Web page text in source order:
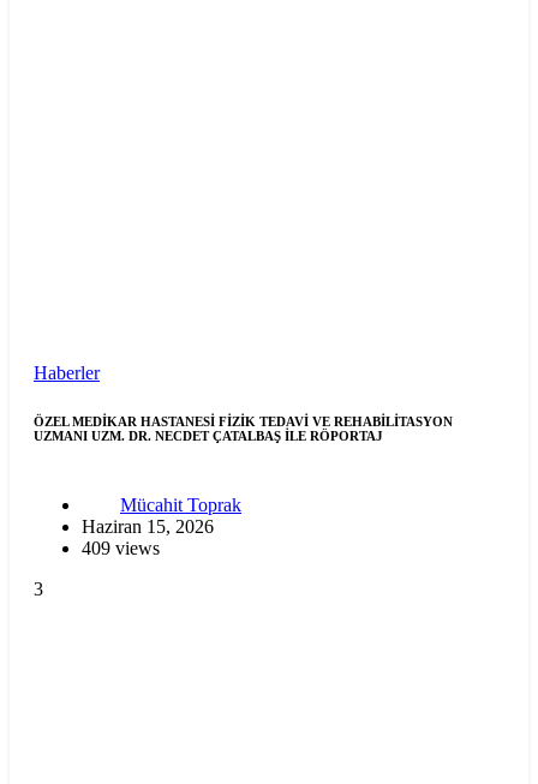
Haberler
ÖZEL MEDİKAR HASTANESİ FİZİK TEDAVİ VE REHABİLİTASYON
UZMANI UZM. DR. NECDET ÇATALBAŞ İLE RÖPORTAJ
Mücahit Toprak
Haziran 15, 2026
409 views
3